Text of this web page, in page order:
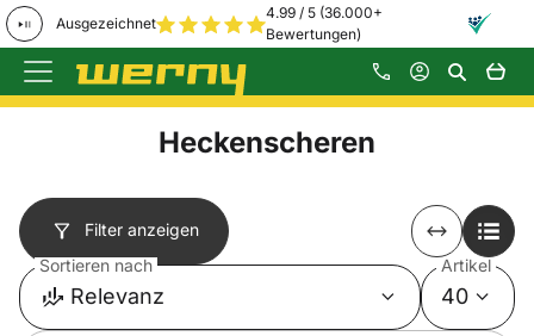
Ausgezeichnet
4.99 / 5 (36.000+
Bewertungen)
Zum Hauptinhalt springen
Heckenscheren
Filter anzeigen
Sortieren nach
Relevanz
Artikel
40